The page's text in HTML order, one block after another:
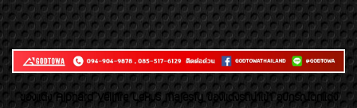
ของเเต่ง Alphard Vellfire Lexus Majesty ของเเต่งรถนำเข้า อุปกรณ์ตกแต่ง